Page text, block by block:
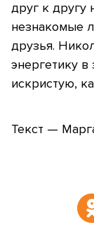
друг к другу
незнакомые
друзья.
энергетику
искристую,
Текст —